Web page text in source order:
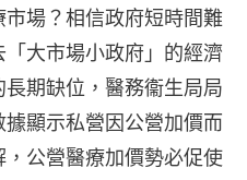
場？相信政府短時間難
大市場小政府」的經濟
期缺位，醫務衞生局局
顯示私營因公營加價而
公營醫療加價勢必促使